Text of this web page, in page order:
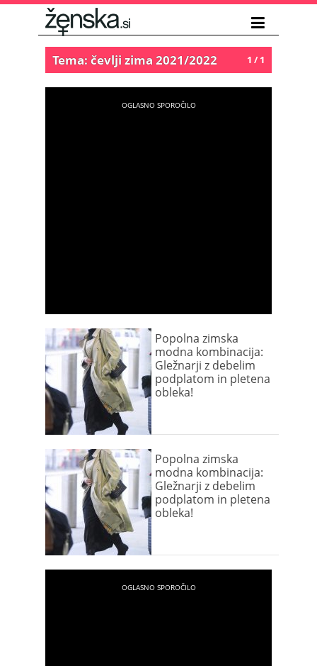
1 / 1
Tema: čevlji zima 2021/2022
Popolna zimska
modna kombinacija:
Gležnarji z debelim
podplatom in pletena
obleka!
Popolna zimska
modna kombinacija:
Gležnarji z debelim
podplatom in pletena
obleka!